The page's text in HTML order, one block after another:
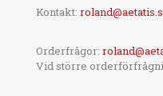
Kontakt:
Orderfrågor:
Vid större